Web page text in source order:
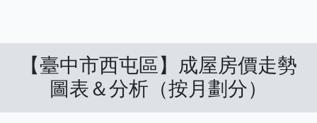
【臺中市西屯區】成屋房價走勢
圖表＆分析（按月劃分）